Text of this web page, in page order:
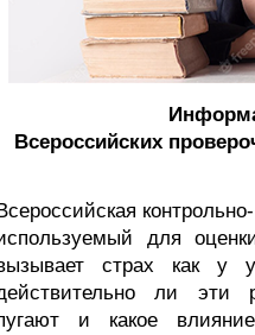
Всероссийских
для
страх как у
ли эти
и какое